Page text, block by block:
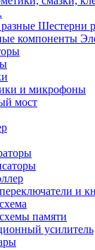
Шестерни
и микрофоны
мост
и
памяти
усилитель